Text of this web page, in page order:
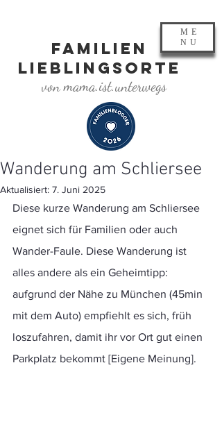
FAMILIEN
LIEBLINGSORTE
von mama.ist.unterwegs
ME
NU
Wanderung am Schliersee
Aktualisiert: 7. Juni 2025
Diese kurze Wanderung am Schliersee
eignet sich für Familien oder auch
Wander-Faule. Diese Wanderung ist
alles andere als ein Geheimtipp:
aufgrund der Nähe zu München (45min
mit dem Auto) empfiehlt es sich, früh
loszufahren, damit ihr vor Ort gut einen
Parkplatz bekommt [Eigene Meinung].